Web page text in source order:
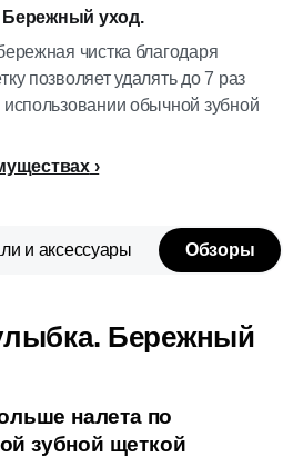
Бережный уход.
чистка благодаря
позволяет удалять до 7 раз
обычной зубной
и аксессуары Обзоры
Бережный
налета по
зубной щеткой